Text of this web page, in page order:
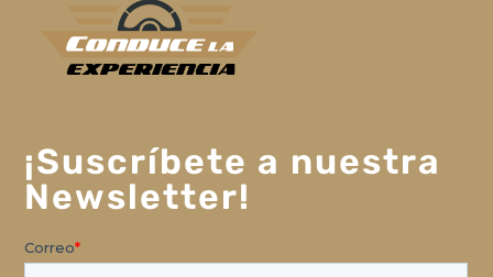
¡Suscríbete a nuestra
Newsletter!